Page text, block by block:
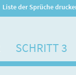
Liste der Sprüche
SCHRITT 3